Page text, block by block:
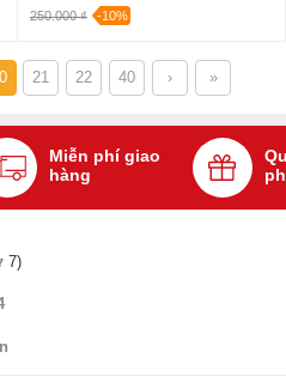
250.000 ₫ -10%
21 22 40 › »
Miễn phí giao
hàng
7)